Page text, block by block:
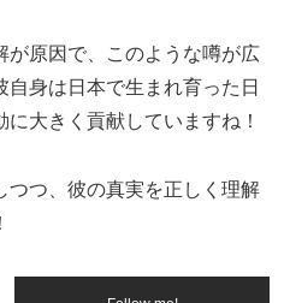
が原因で、このような噂が広
身は日本で生まれ育った日
大きく貢献していますね！
つつ、彼の真実を正しく理解